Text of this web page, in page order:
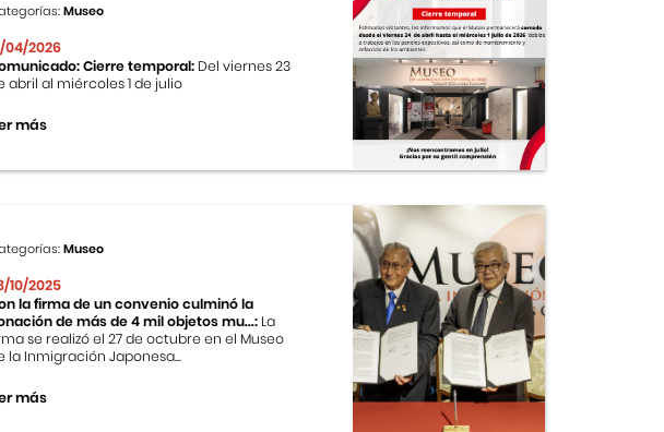
Museo
04/2026
Cierre temporal: Del viernes 23
abril al miércoles 1 de julio
más
Museo
10/2025
la firma de un convenio culminó la
de más de 4 mil objetos mu...: La
se realizó el 27 de octubre en el Museo
la Inmigración Japonesa...
más